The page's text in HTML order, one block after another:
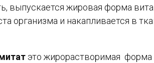
выпускается жировая форма
организма и накапливается в
это жирорастворимая форма